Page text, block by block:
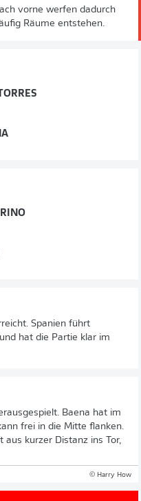
vorne werfen dadurch
Räume entstehen.
TORRES
Spanien führt
hat die Partie klar im
Baena hat im
frei in die Mitte flanken.
kurzer Distanz ins Tor,
© Harry How